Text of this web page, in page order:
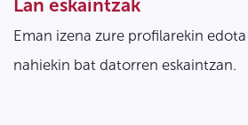
Lan eskaintzak
Eman izena zure profilarekin edota
nahiekin bat datorren eskaintzan.